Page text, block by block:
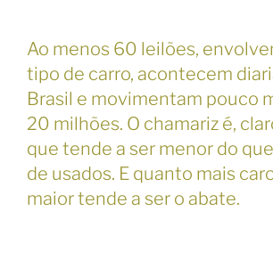
Ao menos 60 leilões,
tipo de carro, acontecem
Brasil e movimentam pouco
20 milhões. O chamariz é,
que tende a ser menor do
de usados. E quanto mais
maior tende a ser o abate.